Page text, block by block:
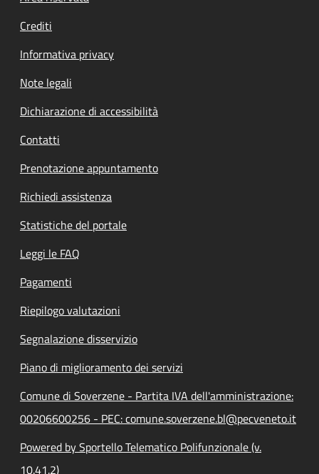
Crediti
Informativa privacy
Note legali
Dichiarazione di accessibilità
Contatti
Prenotazione appuntamento
Richiedi assistenza
Statistiche del portale
Leggi le FAQ
Pagamenti
Riepilogo valutazioni
Segnalazione disservizio
Piano di miglioramento dei servizi
Comune di Soverzene - Partita IVA dell'amministrazione:
00206600256 - PEC: comune.soverzene.bl@pecveneto.it
Powered by Sportello Telematico Polifunzionale (v.
10.41.2)